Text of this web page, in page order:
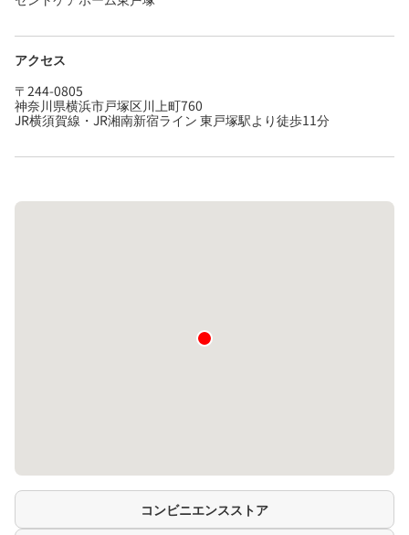
アクセス
〒244-0805
神奈川県横浜市戸塚区川上町760
JR横須賀線・JR湘南新宿ライン 東戸塚駅より徒歩11分
コンビニエンスストア